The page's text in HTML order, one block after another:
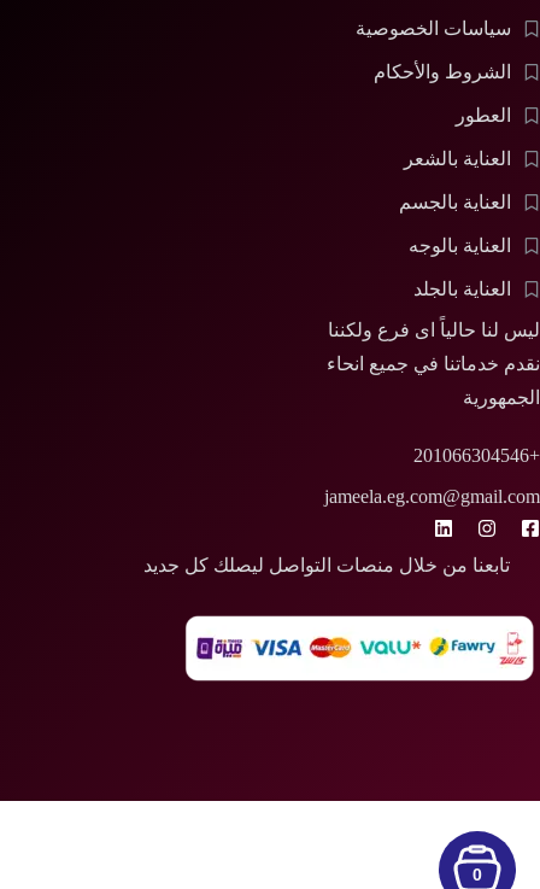
سياسات الخصوصية
الشروط والأحكام
العطور
العناية بالشعر
العناية بالجسم
العناية بالوجه
العناية بالجلد
ليس لنا حالياً اى فرع ولكننا
نقدم خدماتنا في جميع انحاء
الجمهورية
+201066304546
jameela.eg.com@gmail.com
تابعنا من خلال منصات التواصل ليصلك كل جديد
0